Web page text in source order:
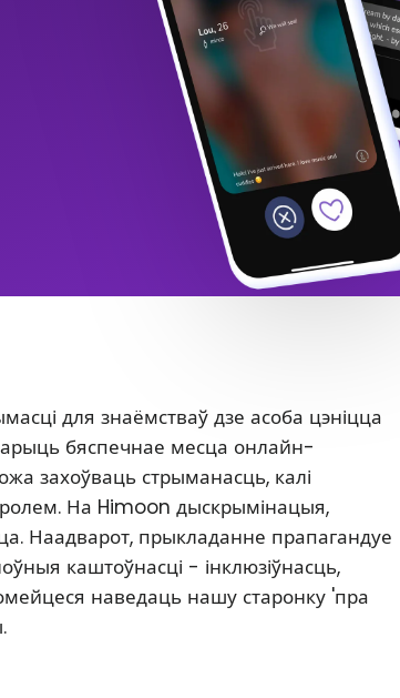
для знаёмстваў дзе асоба цэніцца
бяспечнае месца онлайн-
захоўваць стрыманасць, калі
На Himoon дыскрымінацыя,
Наадварот, прыкладанне прапагандуе
каштоўнасці - інклюзіўнасць,
наведаць нашу старонку 'пра